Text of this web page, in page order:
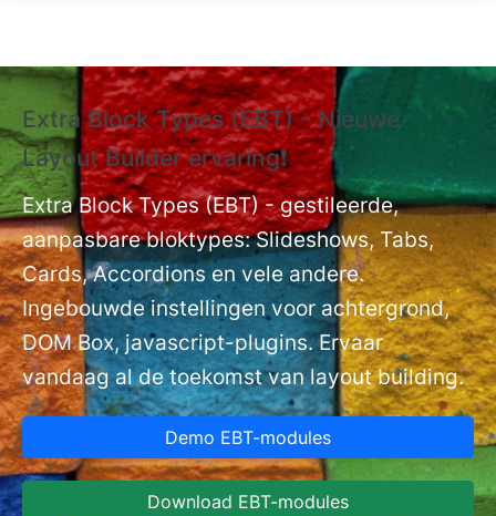
Extra Block Types (EBT) - Nieuwe
Layout Builder ervaring❗
Extra Block Types (EBT) - gestileerde,
aanpasbare bloktypes: Slideshows, Tabs,
Cards, Accordions en vele andere.
Ingebouwde instellingen voor achtergrond,
DOM Box, javascript-plugins. Ervaar
vandaag al de toekomst van layout building.
Demo EBT-modules
Download EBT-modules